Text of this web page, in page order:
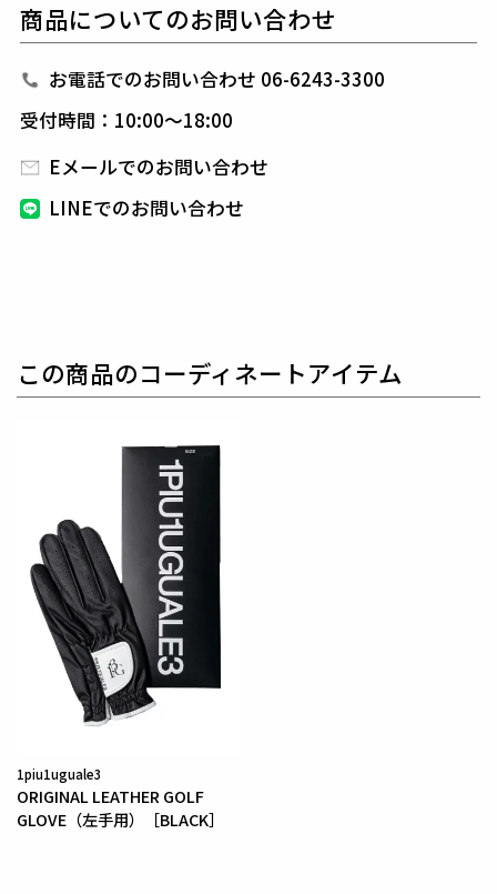
このアイテムはハイゲージ仕様で製作されているた
め、軽量で快適な着心地を実現しています。
動きやすさに優れ、日常の様々なシーンでの
ブな動きにも対応し、スタイリッシュな見た目が魅力
です。
細部にまでこだわり抜いたデザインは、シンプルなが
素材感も魅力的で、長時間でも快適な着用感を保ちま
レ ゴルフ）
をリリースし続ける1PIU1UGUALE3。
グジュアリーブランドが提案する、高いデザイン性と
スポーツの機能美を併せ持ち
ヤーの為のウェアとしてリリースいたします。
なハイテク素材を採用し、ただ派手な物ではなくテー
ラーリングを得意とする
ターンにより、洗練された高いデザイン性と
ィッティングを兼ね備え着る者全てに高揚感と優越感
をもたらします。
ポリエステル100%
商品についてのお問い合わせ
お電話でのお問い合わせ 06-6243-3300
受付時間：10:00～18:00
Eメールでのお問い合わせ
LINEでのお問い合わせ
この商品のコーディネートアイテム
1piu1uguale3
ORIGINAL LEATHER GOLF
GLOVE（左手用）［BLACK］